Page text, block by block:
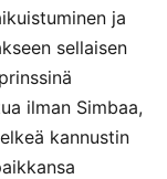
ja
sellaisen
ilman Simbaa,
kannustin